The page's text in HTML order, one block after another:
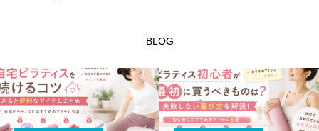
ピラティスは筋トレの代わ
美容のために今日から
BLOG